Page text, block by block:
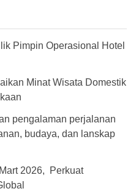
Pimpin Operasional Hotel
Minat Wisata Domestik
pengalaman perjalanan
budaya, dan lanskap
2026, Perkuat